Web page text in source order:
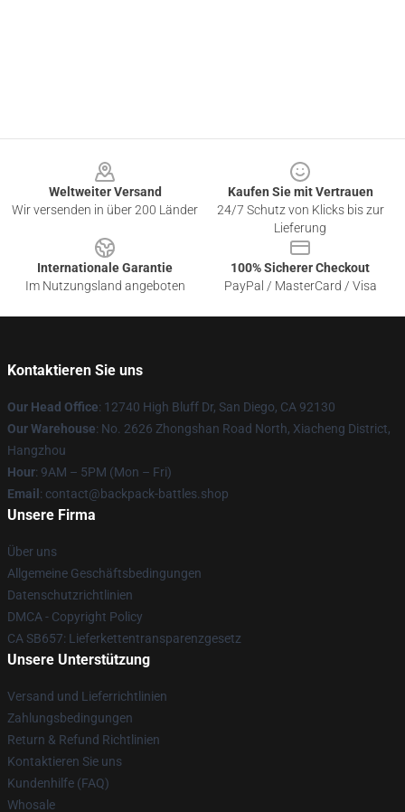
Weltweiter Versand
Wir versenden in über 200 Länder
Kaufen Sie mit Vertrauen
24/7 Schutz von Klicks bis zur
Lieferung
Internationale Garantie
Im Nutzungsland angeboten
100% Sicherer Checkout
PayPal / MasterCard / Visa
Kontaktieren Sie uns
Our Head Office: 12740 High Bluff Dr, San Diego, CA 92130
Our Warehouse: No. 2626 Zhongshan Road North, Xiacheng District,
Hangzhou
Hour: 9AM – 5PM (Mon – Fri)
Email : contact@backpack-battles.shop
Unsere Firma
Über uns
Allgemeine Geschäftsbedingungen
Datenschutzrichtlinien
DMCA - Copyright Policy
CA SB657: Lieferkettentransparenzgesetz
Unsere Unterstützung
Versand und Lieferrichtlinien
Zahlungsbedingungen
Return & Refund Richtlinien
Kontaktieren Sie uns
Kundenhilfe (FAQ)
Whosale